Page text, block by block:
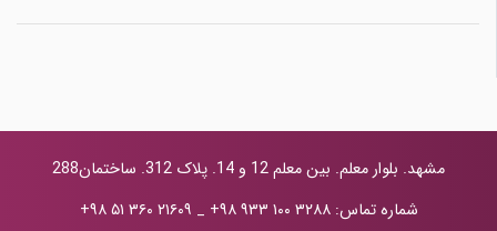
مشهد. بلوار معلم. بین معلم 12 و 14. پلاک 312. ساختمان288
شماره تماس:+۹۸ ۹۳۳ ۱۰۰ ۳۲۸۸ _ +۹۸ ۵۱ ۳۶۰ ۲۱۶۰۹